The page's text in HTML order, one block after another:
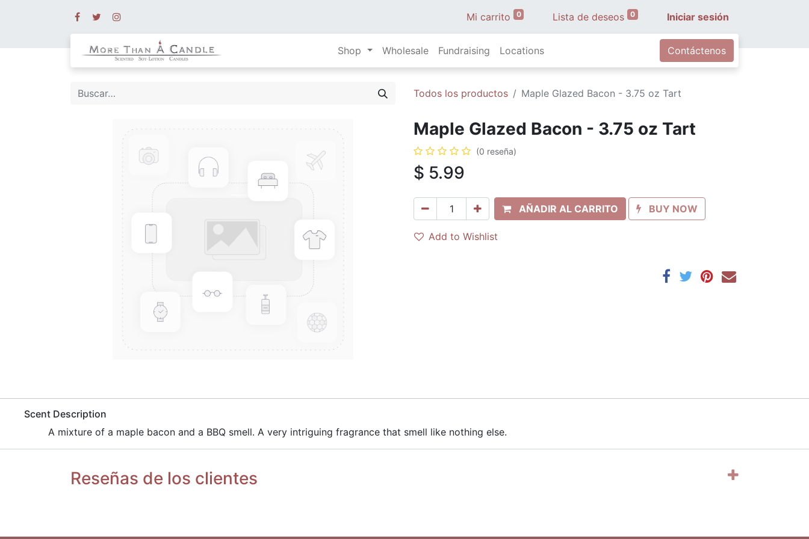
Mi carrito 0 Lista de deseos 0 Iniciar sesión
Shop Wholesale Fundraising Locations Contáctenos
Todos los productos Maple Glazed Bacon - 3.75 oz Tart
Maple Glazed Bacon - 3.75 oz Tart
(0 reseña)
$ 5.99
AÑADIR AL CARRITO BUY NOW
Add to Wishlist
​Scent Description
​A mixture of a maple bacon and a BBQ smell. A very intriguing fragrance that smell like nothing else.
Reseñas de los clientes